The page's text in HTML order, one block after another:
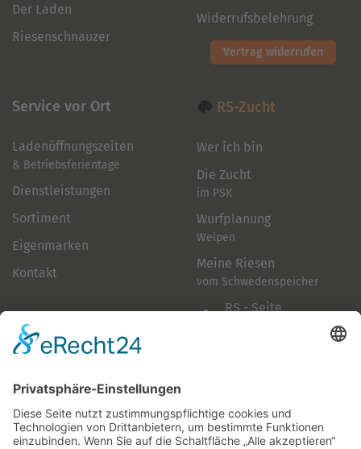
Der Laden
Riesenschnauzer
Widerrufsbelehrung
Vertrag widerrufen
Service vor Ort
Ladenöffnungszeiten
& Betriebsferientage
Dienstleistungen
Sortiment
Eigenmarken
Kontakt
RS-Zucht
Wer ich bin
Die Zucht
im PSK
Wurfplanung
Welpen
Meine Riesen
vom Schwedenspeicher
RS - Seite
Folge mir